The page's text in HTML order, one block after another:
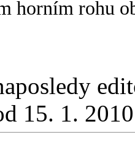
horním rohu
15. 1.